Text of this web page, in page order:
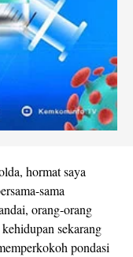
hormat saya
sama
orang-orang
sekarang
pondasi